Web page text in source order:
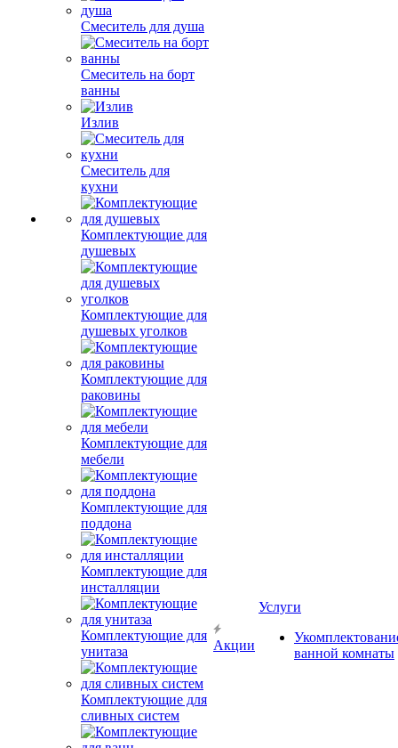
Смеситель для душа
Смеситель на борт
ванны
Излив
Смеситель для
кухни
Комплектующие для
душевых
Комплектующие для
душевых уголков
Комплектующие для
раковины
Комплектующие для
мебели
Комплектующие для
поддона
Комплектующие для
инсталляции
Комплектующие для
унитаза
Комплектующие для
сливных систем
Акции
Услуги
ванной комнаты